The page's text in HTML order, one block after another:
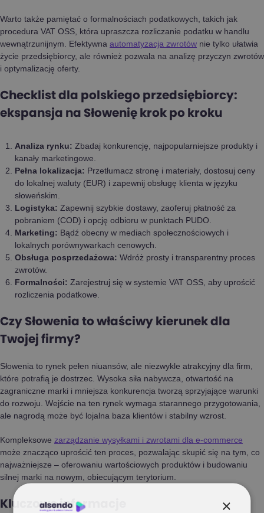
Warto także pamiętać o formalnościach podatkowych, takich jak
procedura VAT OSS, która upraszcza rozliczanie podatku w handlu
wewnątrzunijnym. Efektywna automatyzacja zwrotów nie tylko ułatwia
życie przedsiębiorcy, ale również pozwala na analizę przyczyn zwrotów
i optymalizację oferty.
Checklist dla polskiego przedsiębiorcy:
ekspansja na Słowenię krok po kroku
Analiza rynku: Zbadaj konkurencję, najpopularniejsze produkty i
kanały marketingowe.
Pełna lokalizacja: Przetłumacz stronę i materiały, dostosuj ceny
do lokalnej waluty (EUR) i zapewnij obsługę klienta w języku
słoweńskim.
Logistyka: Zapewnij szybkie dostawy, zaoferuj płatność za
pobraniem (COD) i opcję odbioru w punktach PUDO.
Marketing: Bądź obecny w mediach społecznościowych i
lokalnych porównywarkach cenowych.
Obsługa posprzedażowa: Wdróż prosty i transparentny proces
zwrotów.
Formalności: Zarejestruj się w systemie VAT OSS, aby uprościć
rozliczenia podatkowe.
Czy Słowenia to właściwy kierunek dla
Twojej firmy?
Słowenia to rynek pełen niuansów, ale niezwykle atrakcyjny dla firm,
które potrafią je dostrzec. Wysoka siła nabywcza, otwartość na
zagraniczne marki i mniejsza konkurencja tworzą sprzyjające warunki
do rozwoju. Wejście na ten rynek wymaga starannego przygotowania,
ale nagrodą może być lojalna baza klientów i stabilny wzrost.
Kompleksowe zarządzanie wysyłkami i zwrotami dla e-commerce
może znacząco uprościć ten proces, pozwalając skupić się na tym, co
najważniejsze – oferowaniu wartościowych produktów i budowaniu
silnej marki na nowym, obiecującym terytorium.
Kluczowe informacje ×